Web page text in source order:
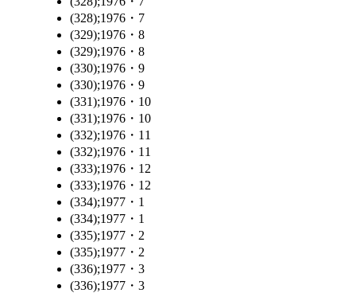
(328);1976・7
(329);1976・8
(329);1976・8
(330);1976・9
(330);1976・9
(331);1976・10
(331);1976・10
(332);1976・11
(332);1976・11
(333);1976・12
(333);1976・12
(334);1977・1
(334);1977・1
(335);1977・2
(335);1977・2
(336);1977・3
(336);1977・3